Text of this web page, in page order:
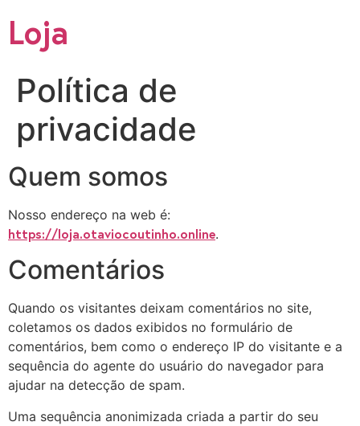
Loja
Política de
privacidade
Quem somos
Nosso endereço na web é:
https://loja.otaviocoutinho.online.
Comentários
Quando os visitantes deixam comentários no site,
coletamos os dados exibidos no formulário de
comentários, bem como o endereço IP do visitante e a
sequência do agente do usuário do navegador para
ajudar na detecção de spam.
Uma sequência anonimizada criada a partir do seu